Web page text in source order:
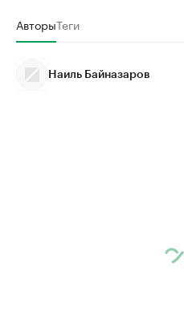
АвторыТеги
Наиль Байназаров